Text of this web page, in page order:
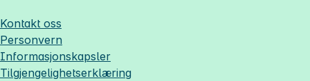
Kontakt oss
Personvern
Informasjonskapsler
Tilgjengelighetserklæring